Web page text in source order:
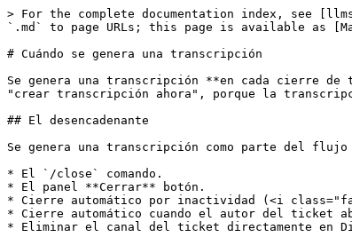
> For the complete documentation index, see
`.md` to page URLs; this page is available as
# Cuándo se genera una transcripción
Se genera una transcripción **en cada cierre
"crear transcripción ahora", porque la
## El desencadenante
Se genera una transcripción como parte del
* El `/close` comando.
* El panel **Cerrar** botón.
* Cierre automático por inactividad (<i
* Cierre automático cuando el autor del ticket
* Eliminar el canal del ticket directamente en